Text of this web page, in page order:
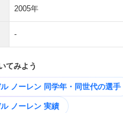
2005年
-
てみよう
ノーレン 同学年・同世代の選手
ノーレン 実績